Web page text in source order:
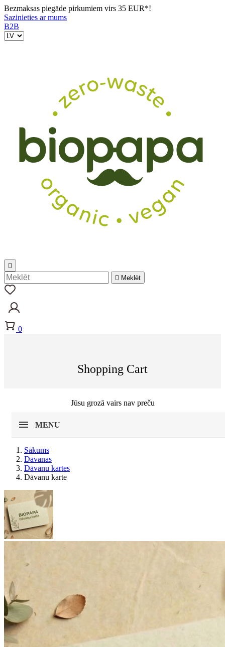
Bezmaksas piegāde pirkumiem virs 35 EUR*!
Sazinieties ar mums
B2B

 Meklēt
0
Shopping Cart
Jūsu grozā vairs nav preču
MENU
Sākums
Dāvanas
Dāvanu kartes
Dāvanu karte